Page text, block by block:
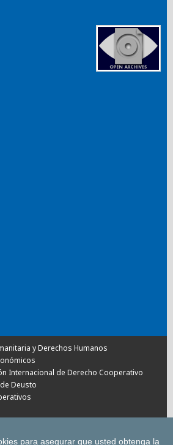
y Derechos Humanos
Internacional de Derecho Cooperativo
Deusto
para asegurar que usted obtenga la